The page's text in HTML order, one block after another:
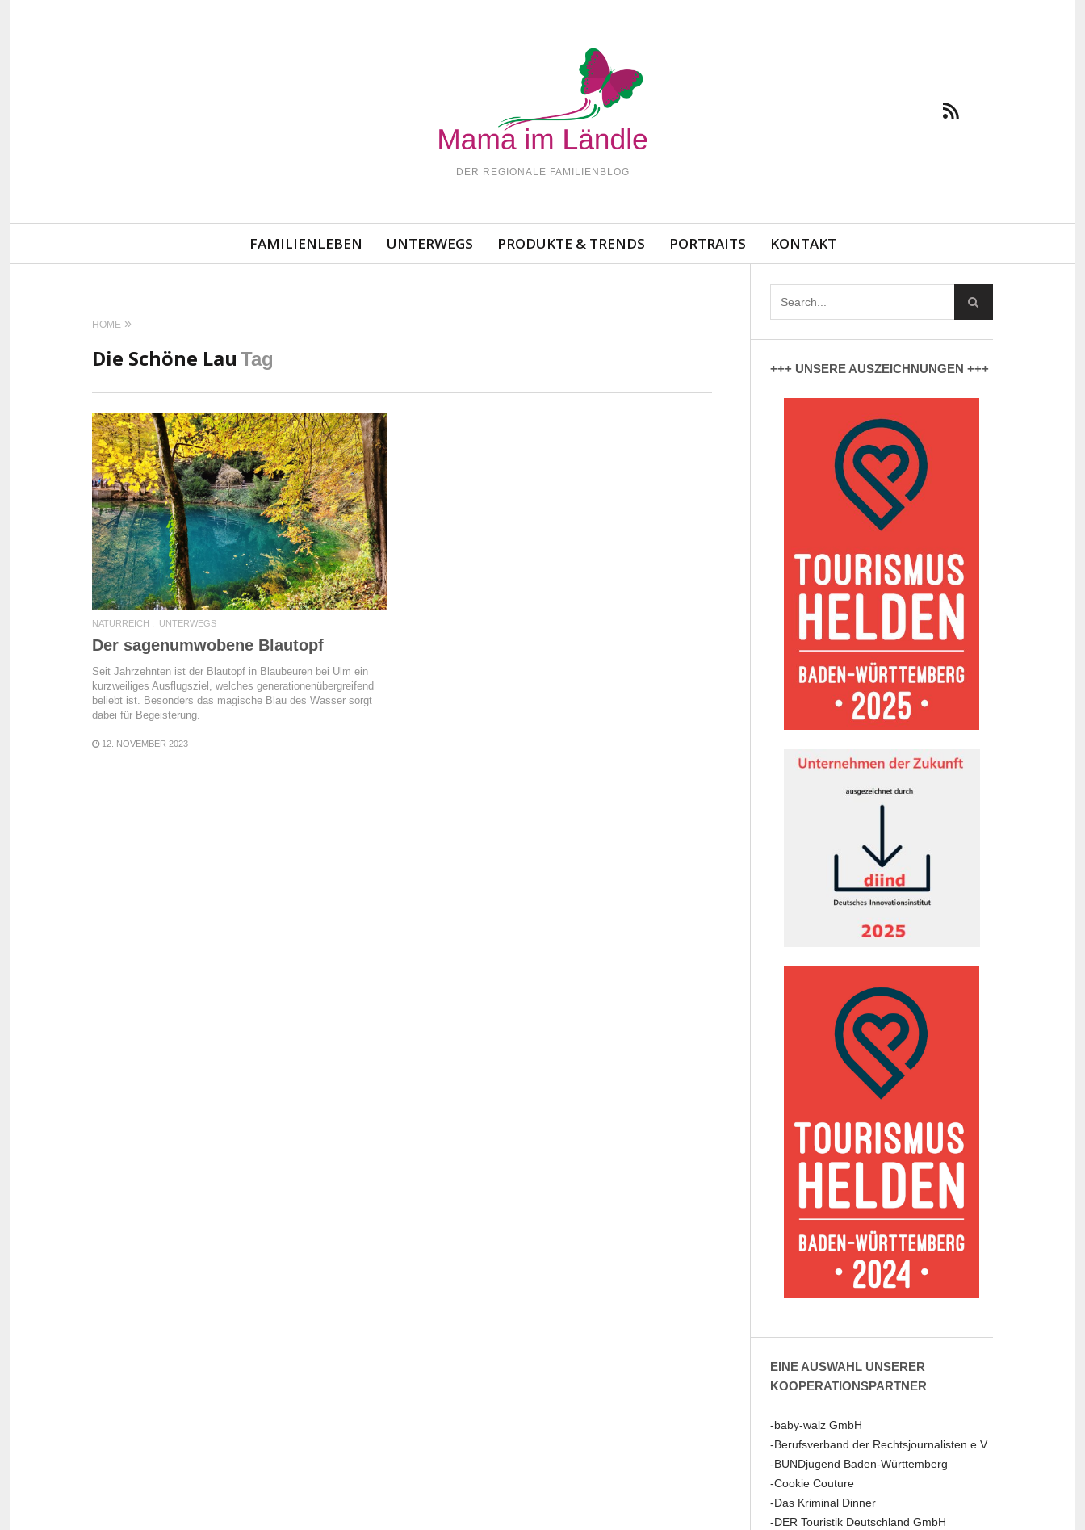
DER REGIONALE FAMILIENBLOG
Navigation
FAMILIENLEBEN UNTERWEGS PRODUKTE & TRENDS PORTRAITS KONTAKT
HOME
Die Schöne Lau Tag
READ MORE
NATURREICH UNTERWEGS
Der sagenumwobene Blautopf
Seit Jahrzehnten ist der Blautopf in Blaubeuren bei Ulm ein
kurzweiliges Ausflugsziel, welches generationenübergreifend
beliebt ist. Besonders das magische Blau des Wasser sorgt
dabei für Begeisterung.
12. NOVEMBER 2023
+++ UNSERE AUSZEICHNUNGEN +++
EINE AUSWAHL UNSERER
KOOPERATIONSPARTNER
-baby-walz GmbH
-Berufsverband der Rechtsjournalisten e.V.
-BUNDjugend Baden-Württemberg
-Cookie Couture
-Das Kriminal Dinner
-DER Touristik Deutschland GmbH